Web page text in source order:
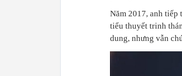
Năm 2017, anh
tiểu thuyết trinh
dung, nhưng vẫn